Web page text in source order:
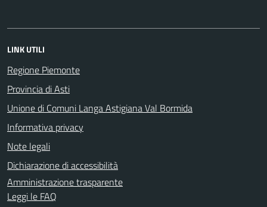
LINK UTILI
Regione Piemonte
Provincia di Asti
Unione di Comuni Langa Astigiana Val Bormida
Informativa privacy
Note legali
Dichiarazione di accessibilità
Amministrazione trasparente
Leggi le FAQ